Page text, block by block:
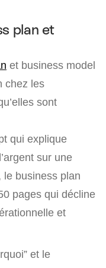
plan et
et business model
chez les
sont
qui explique
sur une
le business plan
pages qui décline
et
et le